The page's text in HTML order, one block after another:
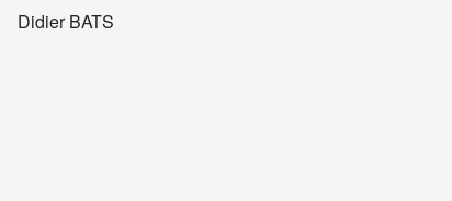
Didier BATS